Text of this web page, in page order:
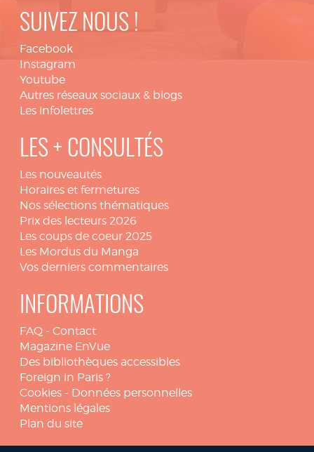
SUIVEZ NOUS !
Facebook
Instagram
Youtube
Autres réseaux sociaux & blogs
Les infolettres
LES + CONSULTÉS
Les nouveautés
Horaires et fermetures
Nos sélections thématiques
Prix des lecteurs 2026
Les coups de coeur 2025
Les Mordus du Manga
Vos derniers commentaires
INFORMATIONS
FAQ - Contact
Magazine EnVue
Des bibliothèques accessibles
Foreign in Paris ?
Cookies - Données personnelles
Mentions légales
Plan du site